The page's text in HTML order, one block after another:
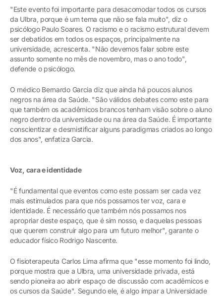
"Este evento foi importante para desacomodar todos os cursos
da Ulbra, porque é um tema que não se fala muito", diz o
psicólogo Paulo Soares. O racismo e o racismo estrutural devem
ser debatidos em todos os espaços, principalmente na
universidade, acrescenta. "Não devemos falar sobre este
assunto somente no mês de novembro, mas o ano todo",
defende o psicólogo.
O médico Bernardo Garcia diz que ainda há poucos alunos
negros na área da Saúde. "São válidos debates como este para
que também os acadêmicos brancos tenham visão sobre o aluno
negro dentro da universidade ou na área da Saúde. É importante
conscientizar e desmistificar alguns paradigmas criados ao longo
dos anos", enfatiza Garcia.
Voz, cara e identidade
"É fundamental que eventos como este possam ser cada vez
mais estimulados para que nós possamos ter voz, cara e
identidade. É necessário que também nós possamos nos
apropriar deste espaço, que é sim nosso, e daquelas pessoas
que querem construir algo para um futuro melhor", garante o
educador físico Rodrigo Nascente.
O fisioterapeuta Carlos Lima afirma que "esse momento foi lindo,
porque mostra que a Ulbra, uma universidade privada, está
sendo pioneira ao abrir espaço de discussão com acadêmicos e
os cursos da Saúde". Segundo ele, é algo ímpar a Universidade